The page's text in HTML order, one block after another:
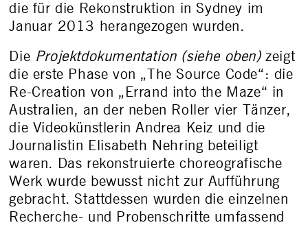
die für die Rekonstruktion in Sydney im
Januar 2013 herangezogen wurden.
Die Projektdokumentation (siehe oben)zeigt
die erste Phase von „The Source Code“: die
Re-Creation von „Errand into the Maze“ in
Australien, an der neben Roller vier Tänzer,
die Videokünstlerin Andrea Keiz und die
Journalistin Elisabeth Nehring beteiligt
waren. Das rekonstruierte choreografische
Werk wurde bewusst nicht zur Aufführung
gebracht. Stattdessen wurden die einzelnen
Recherche- und Probenschritte umfassend